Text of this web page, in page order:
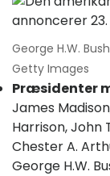
George H.W.
Getty Images
Præsidenter
James
Harrison, John
Chester A.
George H.W.